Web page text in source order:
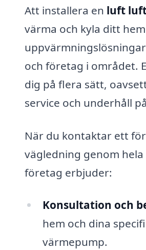
Att installera en luft
värma och kyla ditt
och företag i området.
dig på flera sätt,
service och underhåll
När du kontaktar ett
vägledning genom
företag erbjuder:
Konsultation och
hem och dina
värmepump.